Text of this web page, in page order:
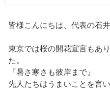
皆様こんにちは、代表の石井
東京では桜の開花宣言もあ
た。
『暑さ寒さも彼岸まで』
先人たちはうまいことを言い